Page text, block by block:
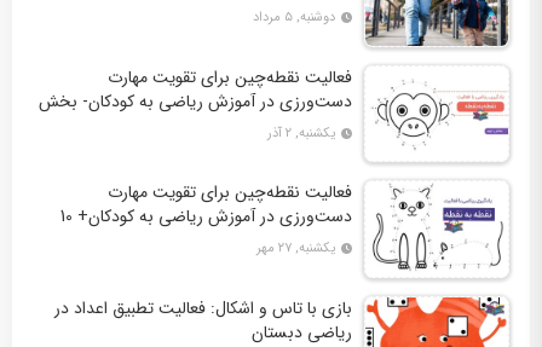
دوشنبه, ۵ مرداد
فعالیت نقطه‌چین برای تقویت مهارت
دست‌ورزی در آموزش ریاضی به کودکان- بخش
دوم + 10 کاربرگ فعالیت
یکشنبه, ۲ آذر
فعالیت نقطه‌چین برای تقویت مهارت
دست‌ورزی در آموزش ریاضی به کودکان+ 10
کاربرگ فعالیت
یکشنبه, ۲۷ مهر
بازی با تاس و اشکال: فعالیت تطبیق اعداد در
ریاضی دبستان